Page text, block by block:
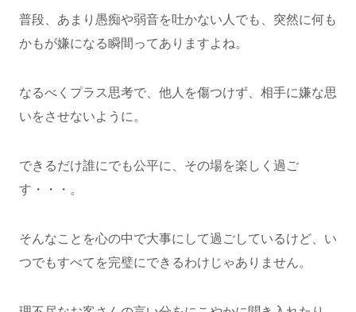
普段、あまり愚痴や弱音を吐かない人でも、突然に何も
かもが嫌になる瞬間ってありますよね。
なるべくプラス思考で、他人を傷つけず、相手に嫌な思
いをさせないように。
できるだけ誰にでも公平に、その場を楽しく過ご
す・・・。
そんなことを心の中で大事にして過ごしているけど、い
つでもすべてを完璧にできるわけじゃありません。